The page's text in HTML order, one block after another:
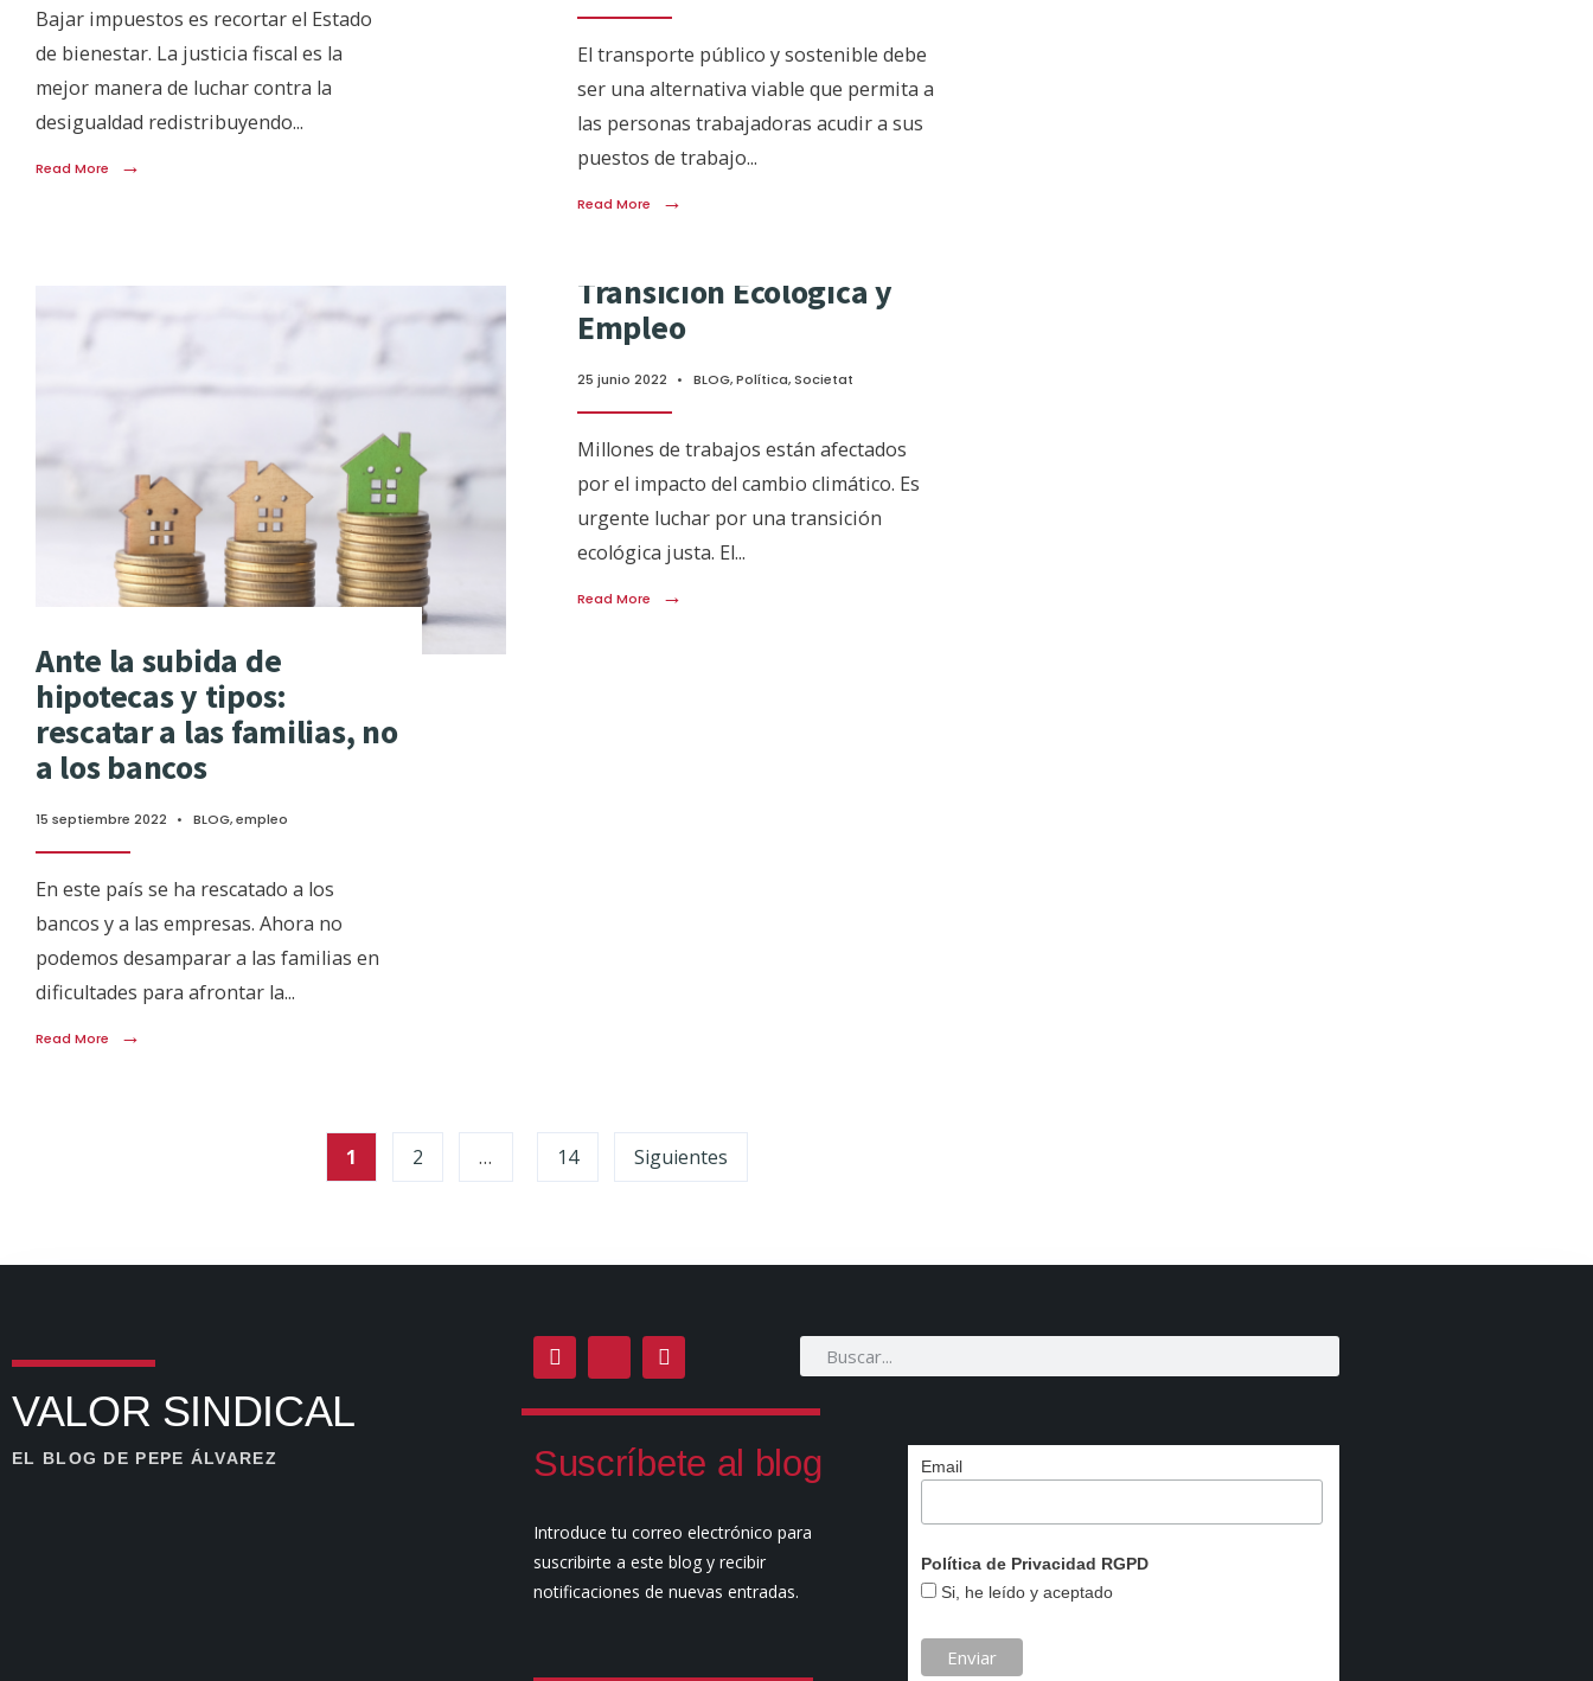
Bajar impuestos es recortar el Estado
de bienestar. La justicia fiscal es la
mejor manera de luchar contra la
desigualdad redistribuyendo...
Read More →
El transporte público y sostenible debe
ser una alternativa viable que permita a
las personas trabajadoras acudir a sus
puestos de trabajo...
Read More →
Ante la subida de
hipotecas y tipos:
rescatar a las familias, no
a los bancos
15 septiembre 2022 • BLOG,empleo
En este país se ha rescatado a los
bancos y a las empresas. Ahora no
podemos desamparar a las familias en
dificultades para afrontar la...
Read More →
Transición Ecológica y
Empleo
25 junio 2022 • BLOG,Política,Societat
Millones de trabajos están afectados
por el impacto del cambio climático. Es
urgente luchar por una transición
ecológica justa. El...
Read More →
1 2 … 14 Siguientes
VALOR SINDICAL
EL BLOG DE PEPE ÁLVAREZ Suscríbete al blog
Introduce tu correo electrónico para
suscribirte a este blog y recibir
notificaciones de nuevas entradas.
Email
Política de Privacidad RGPD
Si, he leído y aceptado